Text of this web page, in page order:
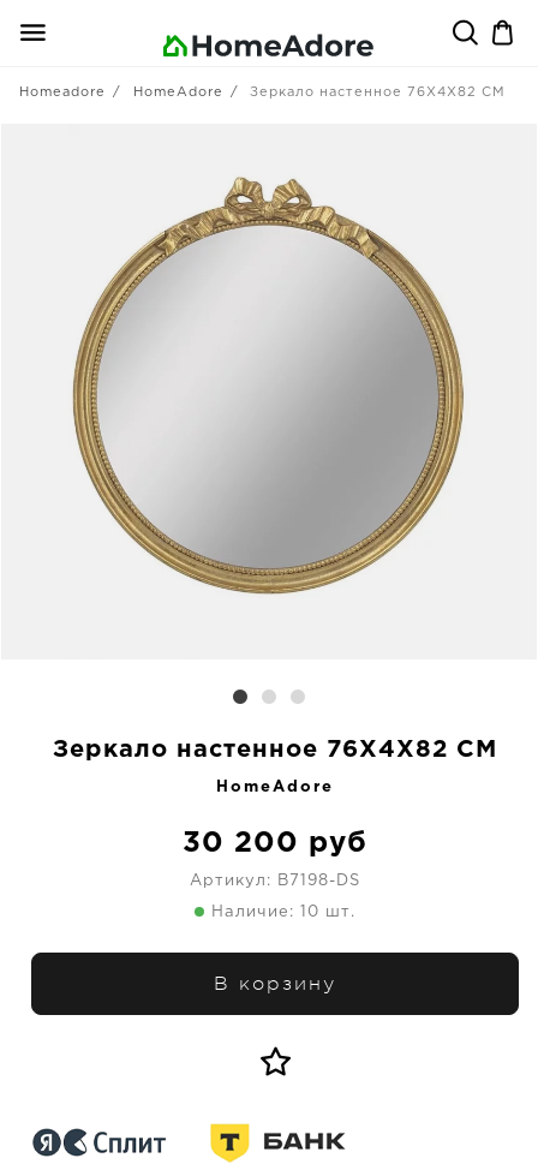
Homeadore HomeAdore Зеркало настенное 76X4X82 CM
Зеркало настенное 76X4X82 CM
HomeAdore
30 200 руб
Артикул: B7198-DS
Наличие: 10 шт.
В корзину